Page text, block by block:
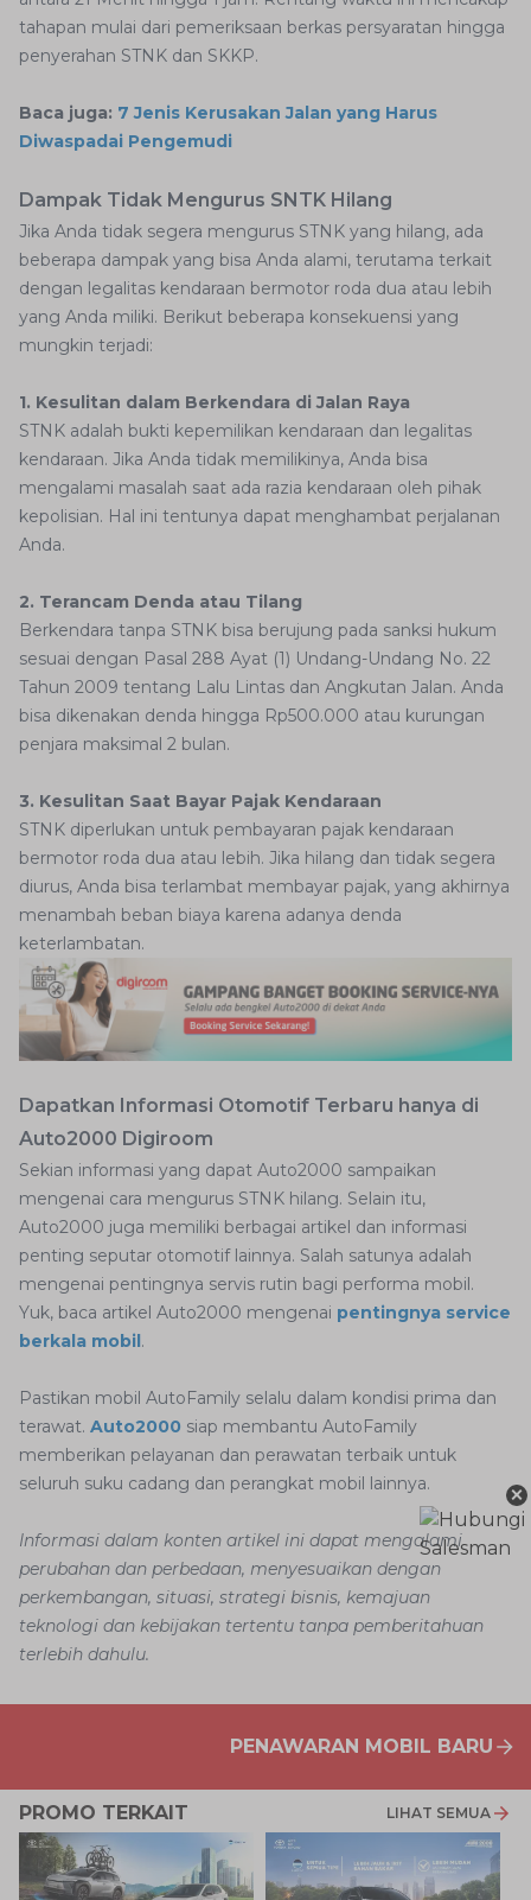
tahapan mulai dari pemeriksaan berkas persyaratan hingga
penyerahan STNK dan SKKP.
Baca juga: 7 Jenis Kerusakan Jalan yang Harus
Diwaspadai Pengemudi
Dampak Tidak Mengurus SNTK Hilang
Jika Anda tidak segera mengurus STNK yang hilang, ada
beberapa dampak yang bisa Anda alami, terutama terkait
dengan legalitas kendaraan bermotor roda dua atau lebih
yang Anda miliki. Berikut beberapa konsekuensi yang
mungkin terjadi:
1. Kesulitan dalam Berkendara di Jalan Raya
STNK adalah bukti kepemilikan kendaraan dan legalitas
kendaraan. Jika Anda tidak memilikinya, Anda bisa
mengalami masalah saat ada razia kendaraan oleh pihak
kepolisian. Hal ini tentunya dapat menghambat perjalanan
Anda.
2. Terancam Denda atau Tilang
Berkendara tanpa STNK bisa berujung pada sanksi hukum
sesuai dengan Pasal 288 Ayat (1) Undang-Undang No. 22
Tahun 2009 tentang Lalu Lintas dan Angkutan Jalan. Anda
bisa dikenakan denda hingga Rp500.000 atau kurungan
penjara maksimal 2 bulan.
3. Kesulitan Saat Bayar Pajak Kendaraan
STNK diperlukan untuk pembayaran pajak kendaraan
bermotor roda dua atau lebih. Jika hilang dan tidak segera
diurus, Anda bisa terlambat membayar pajak, yang akhirnya
menambah beban biaya karena adanya denda
keterlambatan.
Dapatkan Informasi Otomotif Terbaru hanya di
Auto2000 Digiroom
Sekian informasi yang dapat Auto2000 sampaikan
mengenai cara mengurus STNK hilang. Selain itu,
Auto2000 juga memiliki berbagai artikel dan informasi
penting seputar otomotif lainnya. Salah satunya adalah
mengenai pentingnya servis rutin bagi performa mobil.
Yuk, baca artikel Auto2000 mengenai pentingnya service
berkala mobil.
Pastikan mobil AutoFamily selalu dalam kondisi prima dan
terawat. Auto2000 siap membantu AutoFamily
memberikan pelayanan dan perawatan terbaik untuk
seluruh suku cadang dan perangkat mobil lainnya.
Informasi dalam konten artikel ini dapat mengalami
perubahan dan perbedaan, menyesuaikan dengan
perkembangan, situasi, strategi bisnis, kemajuan
teknologi dan kebijakan tertentu tanpa pemberitahuan
terlebih dahulu.
PENAWARAN MOBIL BARU
PROMO TERKAIT LIHAT SEMUA
×